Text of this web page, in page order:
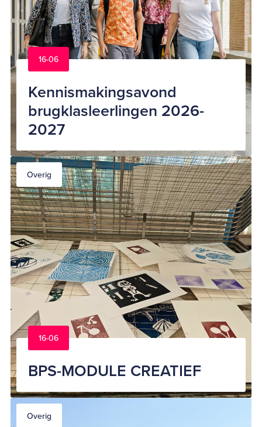
16-06
Kennismakingsavond
brugklasleerlingen 2026-
2027
Overig
16-06
BPS-MODULE CREATIEF
Overig